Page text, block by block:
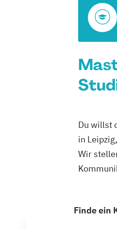
Du willst
in
Wir
Finde ein